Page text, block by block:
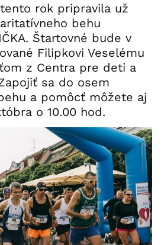
tento rok pripravila už
behu
Štartovné bude v
Filipkovi Veselému
z Centra pre deti a
sa do osem
a pomôcť môžete aj
o 10.00 hod.